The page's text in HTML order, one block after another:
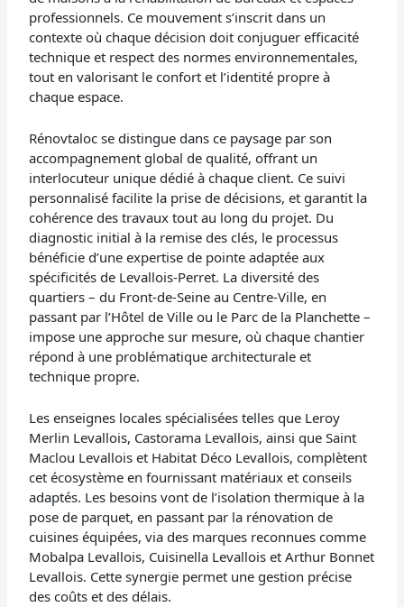
professionnels. Ce mouvement s’inscrit dans un
contexte où chaque décision doit conjuguer efficacité
technique et respect des normes environnementales,
tout en valorisant le confort et l’identité propre à
chaque espace.
Rénovtaloc se distingue dans ce paysage par son
accompagnement global de qualité, offrant un
interlocuteur unique dédié à chaque client. Ce suivi
personnalisé facilite la prise de décisions, et garantit la
cohérence des travaux tout au long du projet. Du
diagnostic initial à la remise des clés, le processus
bénéficie d’une expertise de pointe adaptée aux
spécificités de Levallois-Perret. La diversité des
quartiers – du Front-de-Seine au Centre-Ville, en
passant par l’Hôtel de Ville ou le Parc de la Planchette –
impose une approche sur mesure, où chaque chantier
répond à une problématique architecturale et
technique propre.
Les enseignes locales spécialisées telles que Leroy
Merlin Levallois, Castorama Levallois, ainsi que Saint
Maclou Levallois et Habitat Déco Levallois, complètent
cet écosystème en fournissant matériaux et conseils
adaptés. Les besoins vont de l’isolation thermique à la
pose de parquet, en passant par la rénovation de
cuisines équipées, via des marques reconnues comme
Mobalpa Levallois, Cuisinella Levallois et Arthur Bonnet
Levallois. Cette synergie permet une gestion précise
des coûts et des délais.